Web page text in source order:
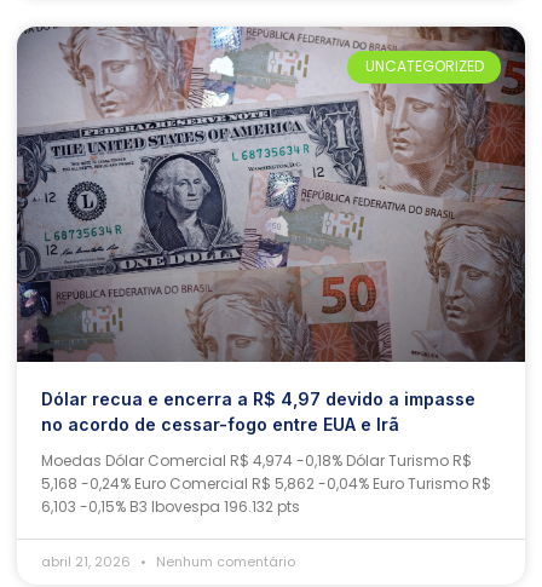
UNCATEGORIZED
Dólar recua e encerra a R$ 4,97 devido a impasse
no acordo de cessar-fogo entre EUA e Irã
Moedas Dólar Comercial R$ 4,974 -0,18% Dólar Turismo R$
5,168 -0,24% Euro Comercial R$ 5,862 -0,04% Euro Turismo R$
6,103 -0,15% B3 Ibovespa 196.132 pts
abril 21, 2026 Nenhum comentário